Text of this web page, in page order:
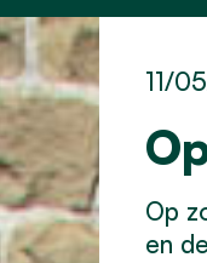
11/
Op
en